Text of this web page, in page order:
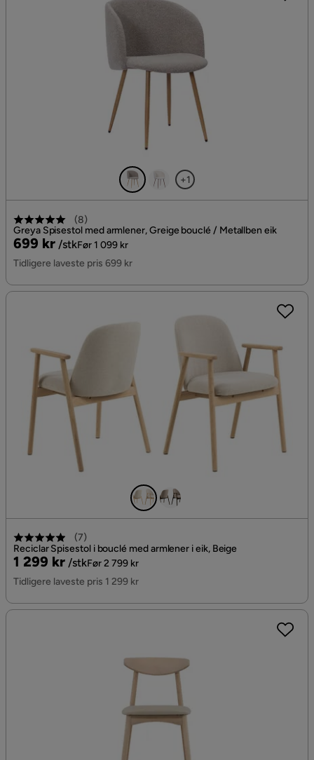
+1
(8)
Greya Spisestol med armlener, Greige bouclé / Metallben eik
Pris
699 kr /stk
Original
Pris
Før 1 099 kr
Tidligere laveste pris 699 kr
(7)
Reciclar Spisestol i bouclé med armlener i eik, Beige
Pris
1 299 kr /stk
Original
Pris
Før 2 799 kr
Tidligere laveste pris 1 299 kr